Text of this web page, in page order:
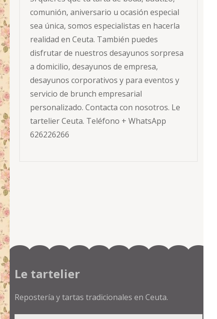
comunión, aniversario u ocasión especial
sea única, somos especialistas en hacerla
realidad en Ceuta. También puedes
disfrutar de nuestros desayunos sorpresa
a domicilio, desayunos de empresa,
desayunos corporativos y para eventos y
servicio de brunch empresarial
personalizado. Contacta con nosotros. Le
tartelier Ceuta. Teléfono + WhatsApp
626226266
Le tartelier
Repostería y tartas tradicionales en Ceuta.